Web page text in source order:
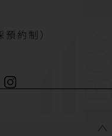
約制）